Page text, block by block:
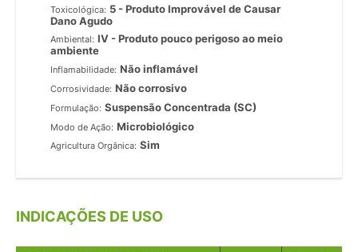
Toxicológica: 5 - Produto Improvável de Causar
Dano Agudo
Ambiental: IV - Produto pouco perigoso ao meio
ambiente
Inflamabilidade: Não inflamável
Corrosividade: Não corrosivo
Formulação: Suspensão Concentrada (SC)
Modo de Ação: Microbiológico
Agricultura Orgânica: Sim
INDICAÇÕES DE USO